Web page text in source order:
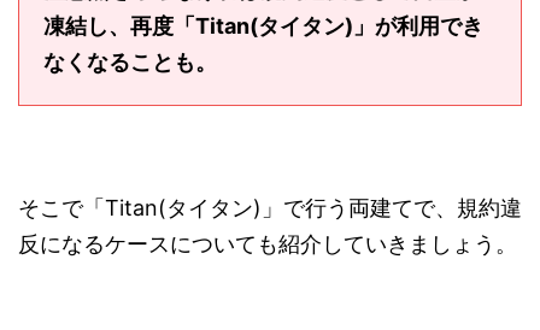
凍結し、再度「Titan(タイタン)」が利用でき
なくなることも。
そこで「Titan(タイタン)」で行う両建てで、規約違
反になるケースについても紹介していきましょう。